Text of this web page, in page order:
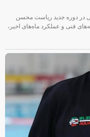
دوره جدید ریاست محسن
فنی و عملکرد ماه‌های اخیر،